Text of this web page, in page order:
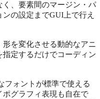
、要素間のマージン・パ
の設定までGUI上で行え
を変化させる動的なアニ
指定するだけでコーディン
フォントが標準で使える
グラフィ表現も自在で